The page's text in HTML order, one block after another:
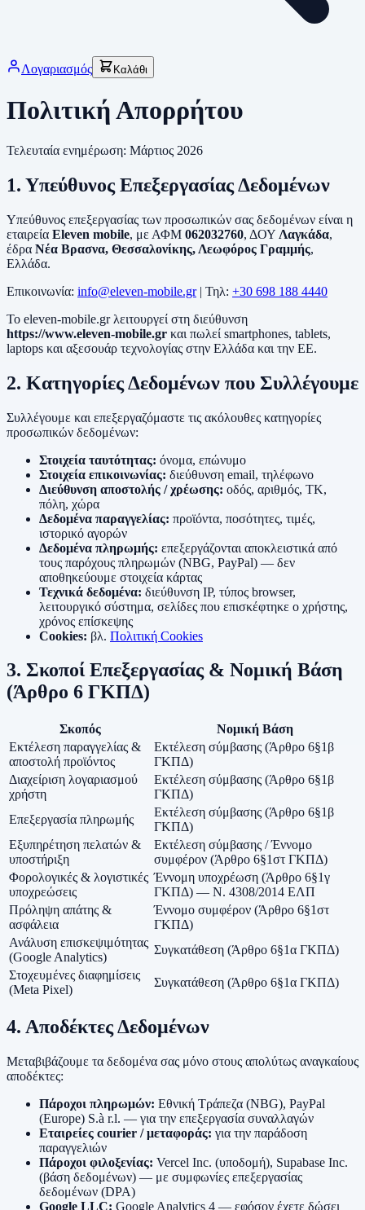
Λογαριασμός Καλάθι
Πολιτική Απορρήτου
Τελευταία ενημέρωση: Μάρτιος 2026
1. Υπεύθυνος Επεξεργασίας Δεδομένων
Υπεύθυνος επεξεργασίας των προσωπικών σας δεδομένων είναι η
εταιρεία Eleven mobile, με ΑΦΜ 062032760, ΔΟΥ Λαγκάδα,
έδρα Νέα Βρασνα, Θεσσαλονίκης, Λεωφόρος Γραμμής,
Ελλάδα.
Επικοινωνία: info@eleven-mobile.gr | Τηλ: +30 698 188 4440
Το eleven-mobile.gr λειτουργεί στη διεύθυνση
https://www.eleven-mobile.gr και πωλεί smartphones, tablets,
laptops και αξεσουάρ τεχνολογίας στην Ελλάδα και την ΕΕ.
2. Κατηγορίες Δεδομένων που Συλλέγουμε
Συλλέγουμε και επεξεργαζόμαστε τις ακόλουθες κατηγορίες
προσωπικών δεδομένων:
Στοιχεία ταυτότητας: όνομα, επώνυμο
Στοιχεία επικοινωνίας: διεύθυνση email, τηλέφωνο
Διεύθυνση αποστολής / χρέωσης: οδός, αριθμός, ΤΚ,
πόλη, χώρα
Δεδομένα παραγγελίας: προϊόντα, ποσότητες, τιμές,
ιστορικό αγορών
Δεδομένα πληρωμής: επεξεργάζονται αποκλειστικά από
τους παρόχους πληρωμών (NBG, PayPal) — δεν
αποθηκεύουμε στοιχεία κάρτας
Τεχνικά δεδομένα: διεύθυνση IP, τύπος browser,
λειτουργικό σύστημα, σελίδες που επισκέφτηκε ο χρήστης,
χρόνος επίσκεψης
Cookies: βλ. Πολιτική Cookies
3. Σκοποί Επεξεργασίας & Νομική Βάση
(Άρθρο 6 ΓΚΠΔ)
Σκοπός
Νομική Βάση
Εκτέλεση παραγγελίας &
αποστολή προϊόντος
Εκτέλεση σύμβασης (Άρθρο 6§1β
ΓΚΠΔ)
Διαχείριση λογαριασμού
χρήστη
Εκτέλεση σύμβασης (Άρθρο 6§1β
ΓΚΠΔ)
Επεξεργασία πληρωμής
Εκτέλεση σύμβασης (Άρθρο 6§1β
ΓΚΠΔ)
Εξυπηρέτηση πελατών &
υποστήριξη
Εκτέλεση σύμβασης / Έννομο
συμφέρον (Άρθρο 6§1στ ΓΚΠΔ)
Φορολογικές & λογιστικές
υποχρεώσεις
Έννομη υποχρέωση (Άρθρο 6§1γ
ΓΚΠΔ) — Ν. 4308/2014 ΕΛΠ
Πρόληψη απάτης &
ασφάλεια
Έννομο συμφέρον (Άρθρο 6§1στ
ΓΚΠΔ)
Ανάλυση επισκεψιμότητας
(Google Analytics)
Συγκατάθεση (Άρθρο 6§1α ΓΚΠΔ)
Στοχευμένες διαφημίσεις
(Meta Pixel)
Συγκατάθεση (Άρθρο 6§1α ΓΚΠΔ)
4. Αποδέκτες Δεδομένων
Μεταβιβάζουμε τα δεδομένα σας μόνο στους απολύτως αναγκαίους
αποδέκτες:
Πάροχοι πληρωμών: Εθνική Τράπεζα (NBG), PayPal
(Europe) S.à r.l. — για την επεξεργασία συναλλαγών
Εταιρείες courier / μεταφοράς: για την παράδοση
παραγγελιών
Πάροχοι φιλοξενίας: Vercel Inc. (υποδομή), Supabase Inc.
(βάση δεδομένων) — με συμφωνίες επεξεργασίας
δεδομένων (DPA)
Google LLC: Google Analytics 4 — εφόσον έχετε δώσει